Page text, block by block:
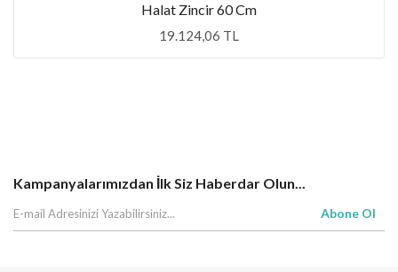
Halat Zincir 60 Cm
19.124,06 TL
Kampanyalarımızdan İlk Siz Haberdar Olun...
Abone Ol